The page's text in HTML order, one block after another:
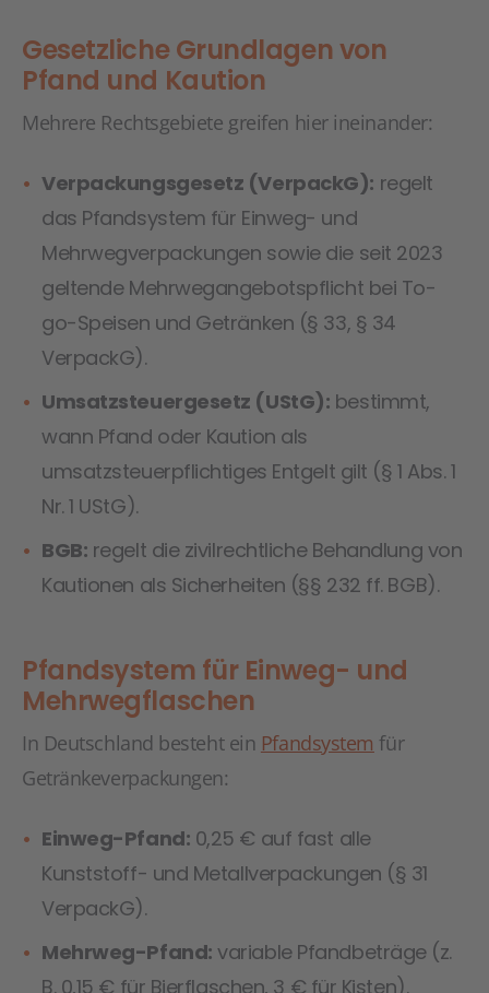
Gesetzliche Grundlagen von
Pfand und Kaution
Mehrere Rechtsgebiete greifen hier ineinander:
Verpackungsgesetz (VerpackG): regelt
das Pfandsystem für Einweg- und
Mehrwegverpackungen sowie die seit 2023
geltende Mehrwegangebotspflicht bei To-
go-Speisen und Getränken (§ 33, § 34
VerpackG).
Umsatzsteuergesetz (UStG): bestimmt,
wann Pfand oder Kaution als
umsatzsteuerpflichtiges Entgelt gilt (§ 1 Abs. 1
Nr. 1 UStG).
BGB: regelt die zivilrechtliche Behandlung von
Kautionen als Sicherheiten (§§ 232 ff. BGB).
Pfandsystem für Einweg- und
Mehrwegflaschen
In Deutschland besteht ein Pfandsystem für
Getränkeverpackungen:
Einweg-Pfand: 0,25 € auf fast alle
Kunststoff- und Metallverpackungen (§ 31
VerpackG).
Mehrweg-Pfand: variable Pfandbeträge (z.
B. 0,15 € für Bierflaschen, 3 € für Kisten).